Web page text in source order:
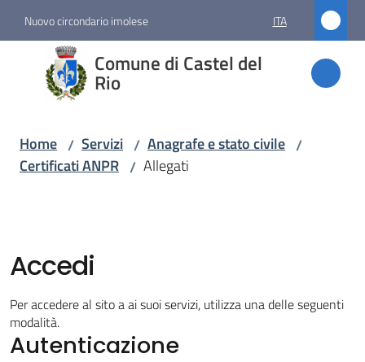
Nuovo circondario imolese ITA
Comune di Castel del
Rio
Comune
di
Castel
Servizi
Menu selezionato
Home / Servizi / Anagrafe e stato civile /
Certificati ANPR / Allegati
Accedi
Per accedere al sito a ai suoi servizi, utilizza una delle seguenti
modalità.
Autenticazione